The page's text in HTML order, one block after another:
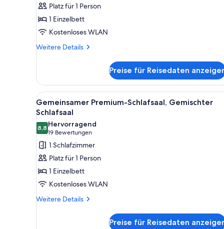
Gemischter
Schlafsaal
anzeigen
Platz für 1 Person
1 Einzelbett
Kostenloses WLAN
Weitere Details
Weitere
Classic-
Schlafsaal,
Gemischter
Schlafsaal
Preise für Reisedaten
Alle
Fotos
für
Gemeinsamer
Premium-
Schlafsaal,
Gemischter
Schlafsaal
anzeigen
Ein Schlafsaalzimmer mit
4
Gemeinsamer Premium-Schlafsaal, Gemischter
Schlafsaal
8,88,8 von 10
Hervorragend
19 Bewertungen
(19
Bewertungen)
1 Schlafzimmer
Platz für 1 Person
1 Einzelbett
Kostenloses WLAN
Weitere Details
Weitere
Preise für Reisedaten